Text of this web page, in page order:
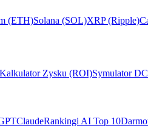
(ETH)Solana (SOL)XRP (Ripple)
Kalkulator Zysku (ROI)Symulator
ClaudeRankingi AI Top 10